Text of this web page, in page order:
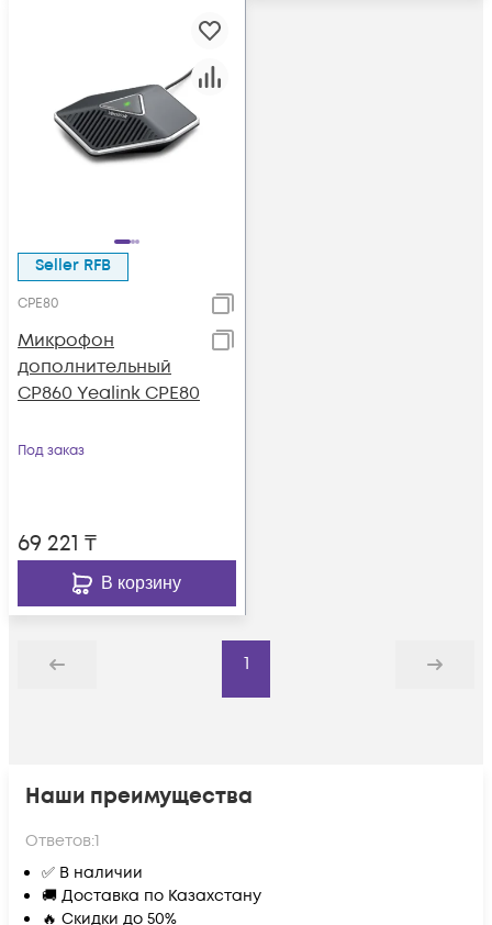
Seller RFB
CPE80
Микрофон
дополнительный
CP860 Yealink CPE80
Под заказ
69 221 ₸
В корзину
Назад
1
Дальше
Наши преимущества
Ответов:1
✅ В наличии
🚚 Доставка по Казахстану
🔥 Скидки до 50%